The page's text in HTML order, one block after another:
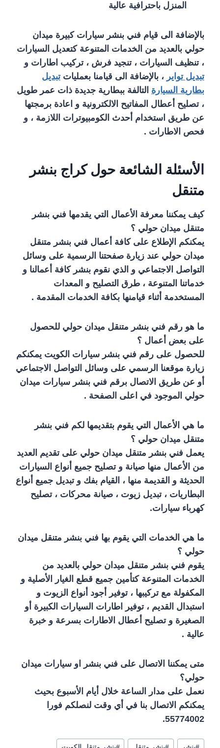
المنزل باحترافية عالية
بالإضافة الى قيام فني بنشر سيارات كبيرة ميدان
حولي بالعديد من الخدمات المتنوعة كتعديل السيارات
، تنظيف السيارات ، تنجيد فرش ، تركيب اطارات و
تبديل تواير ، بالإضافة الى قيامنا بعملياتتبديل
بطارية السيارة التالفة ببطارية جديدة ذات عمر طويل
، تصليح أعطال المفاتيح الالكترونية و اعادة برمجتها
عن طريق استخدام أحدث الكومبيوترات اللازمة ، و
فحص الاطارات .
الأسئلة الشائعة حول كراج بنشر
متنقل
كيف يمكننا معرفة الأعمال التي يقدمها فني بنشر
متنقل ميدان حولي ؟
يمكنكم الإطلاع على كافة أعمال فني بنشر متنقل
ميدان حولي عند زيارة صفحتنا الرسمية على وسائل
التواصل الاجتماعي و الذي نقوم بنشر كافة أعمالنا و
خدماتنا المتنوعة ، طرق التصليح و المعدات
المستخدمة أثناء قيامنها بكافة الخدمات المقدمة .
ما هو رقم فني بنشر متنقل ميدان حولي للحصول
على بعض أعمال ؟
للحصول على رقم فني بنشر سيارات الكويت يمكنكم
زيارة موقعنا الرسمي على وسائل التواصل الاجتماعي
أو عن طريق الاتصال برقم فني بنشر سيارات ميدان
حولي الموجود في اعلى الصفحة .
ما هي الأعمال التي يقوم بتقديمها لكم فني بنشر
متنقل ميدان حولي ؟
يعمل فني بنشر متنقل ميدان حولي على تقديم العديد
من الأعمال منها صيانة و تصليح جميع أنواع السيارات
الحديثة و القديمة منها ، القيام بفك و تبديل جميع أنواع
البطاريات ، تبديل زيوت ، صيانة محركات ، تصليح
كهرباء سيارات.
ما هي الخدمات التي يقوم بها فني بنشر متنقل ميدان
حولي ؟
يقوم فني بنشر متنقل ميدان حولي بالعديد من
الخدمات المتنوعة كتأمين جميع قطع الغيار الأصلية و
المكفولة مع تركيبها ، توفير أجود أنواع الزيوت و
استبدال القديم ، توفير اطارات السيارات الكبيرة أو
الصغيرة و تصليح أعطال الاطارات بسرعة و خبرة
عالية .
متى يمكننا الاتصال على فني بنشر او سيارات ميدان
حولي؟
نعمل على مدار الساعة خلال أيام الأسبوع بحيث
يمكنكم الاتصال بنا في أي وقت لنصلكم فورا
55774002‬.